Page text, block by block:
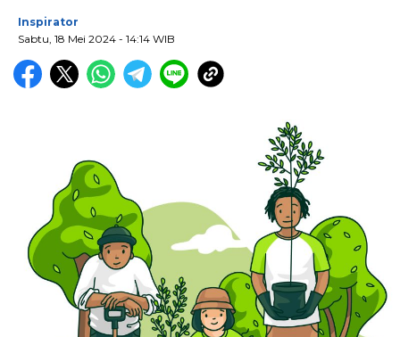
Inspirator
Sabtu, 18 Mei 2024 - 14:14 WIB